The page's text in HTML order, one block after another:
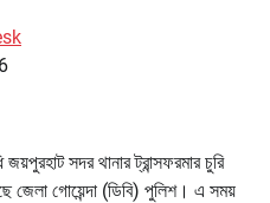
সদর থানার ট্রান্সফরমার চুরি
জেলা গোয়েন্দা (ডিবি) পুলিশ। এ সময়